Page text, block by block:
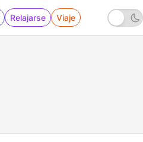
Relajarse Viaje